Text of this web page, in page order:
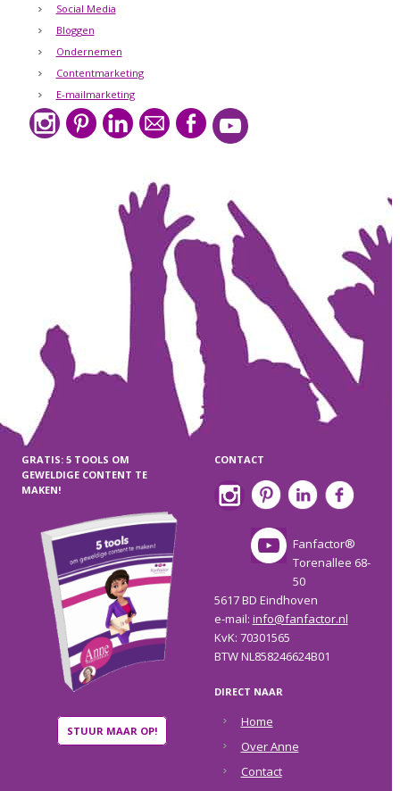
Social Media
Bloggen
Ondernemen
Contentmarketing
E-mailmarketing
GRATIS: 5 TOOLS OM
GEWELDIGE CONTENT TE
MAKEN!
STUUR MAAR OP!
CONTACT
Fanfactor®
Torenallee 68-
50
5617 BD Eindhoven
e-mail: info@fanfactor.nl
KvK: 70301565
BTW NL858246624B01
DIRECT NAAR
Home
Over Anne
Contact